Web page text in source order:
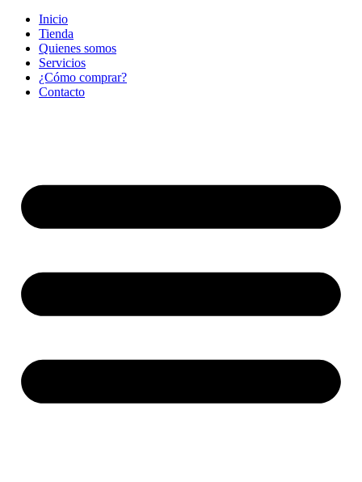
Inicio
Tienda
Quienes somos
Servicios
¿Cómo comprar?
Contacto